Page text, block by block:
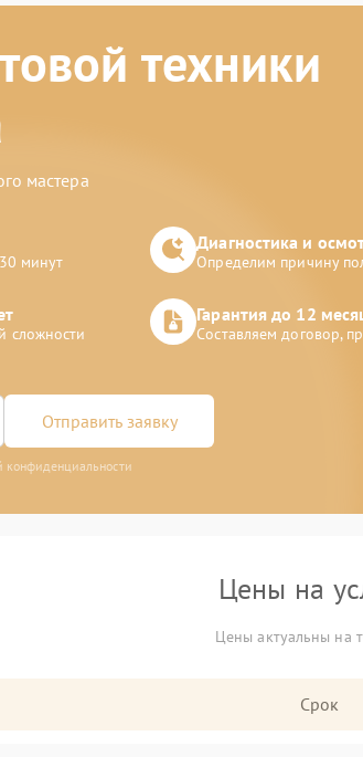
техники
мастера
минут
Диагностика и
Определим причину
сложности
Гарантия до 12
Составляем договор,
Отправить заявку
конфиденциальности
Цены на
Цены актуальны на
Срок